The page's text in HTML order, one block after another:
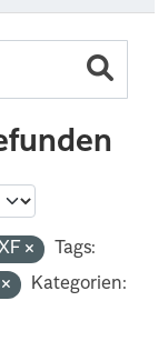
Tags:
Kategorien: